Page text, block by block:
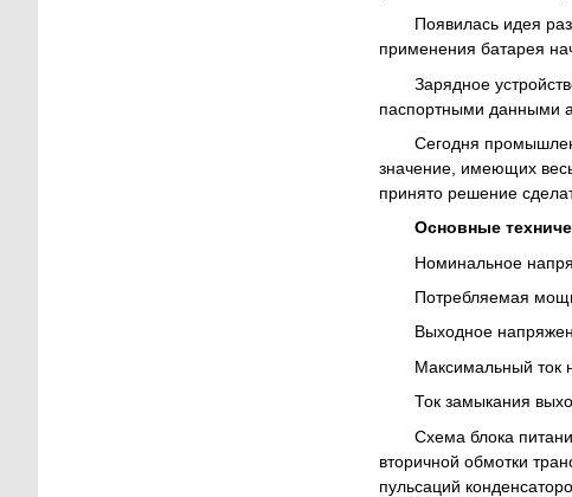
Появилась идея
применения батарея
Зарядное
паспортными данными
Сегодня
значение, имеющих
принято решение
Основные
Номинальное
Потребляемая
Выходное
Максимальный ток
Ток замыкания
Схема блока
вторичной обмотки
пульсаций